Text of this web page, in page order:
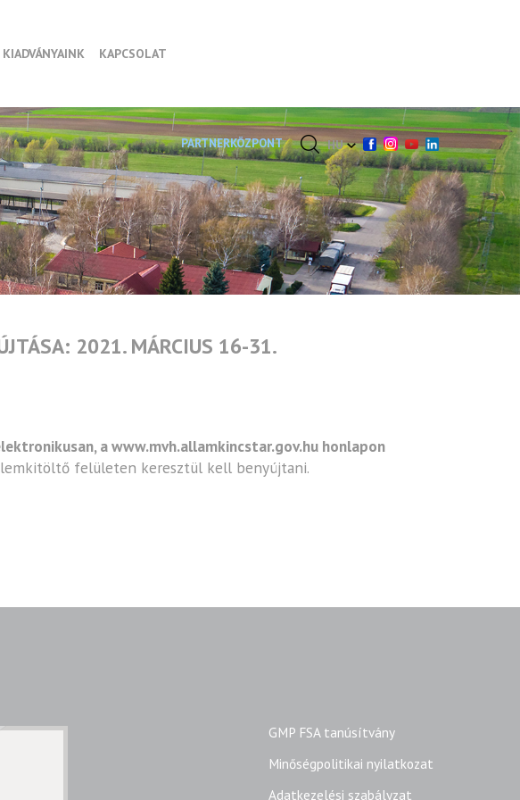
KIADVÁNYAINK KAPCSOLAT
PARTNERKÖZPONT HU
2021. MÁRCIUS 16-31.
a www.mvh.allamkincstar.gov.hu honlapon
felületen keresztül kell benyújtani.
GMP FSA tanúsítvány
Minőségpolitikai nyilatkozat
Adatkezelési szabályzat